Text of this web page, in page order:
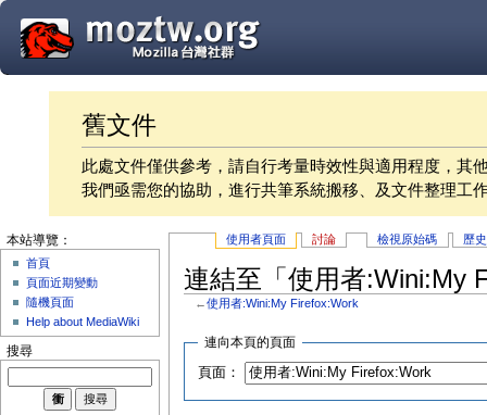
舊文件
此處文件僅供參考，請自行考量時效性與適用程度，其
我們亟需您的協助，進行共筆系統搬移、及文件整理工
使用者頁面 討論 檢視原始碼 歷
連結至「使用者:Wini:My
←使用者:Wini:My Firefox:Work
連向本頁的頁面
頁面：
本站導覽：
首頁
頁面近期變動
隨機頁面
Help about MediaWiki
搜尋